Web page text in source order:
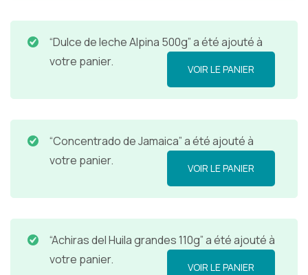
“Dulce de leche Alpina 500g” a été ajouté à
votre panier.
VOIR LE PANIER
“Concentrado de Jamaica” a été ajouté à
votre panier.
VOIR LE PANIER
“Achiras del Huila grandes 110g” a été ajouté à
votre panier.
VOIR LE PANIER